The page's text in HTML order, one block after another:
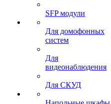
SFP модули
Для домофонных
систем
Для
видеонаблюдения
Для СКУД